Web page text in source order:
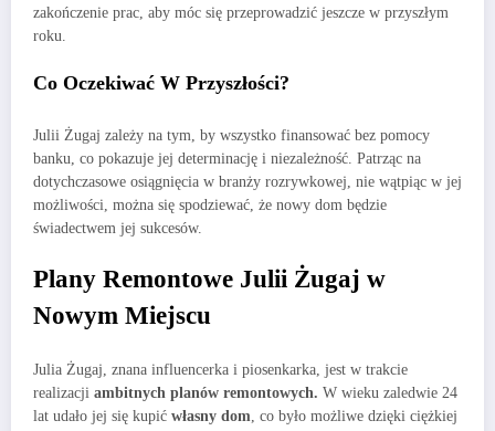
zakończenie prac, aby móc się przeprowadzić jeszcze w przyszłym
roku.
Co Oczekiwać W Przyszłości?
Julii Żugaj zależy na tym, by wszystko finansować bez pomocy
banku, co pokazuje jej determinację i niezależność. Patrząc na
dotychczasowe osiągnięcia w branży rozrywkowej, nie wątpiąc w jej
możliwości, można się spodziewać, że nowy dom będzie
świadectwem jej sukcesów.
Plany Remontowe Julii Żugaj w
Nowym Miejscu
Julia Żugaj, znana influencerka i piosenkarka, jest w trakcie
realizacji ambitnych planów remontowych. W wieku zaledwie 24
lat udało jej się kupić własny dom, co było możliwe dzięki ciężkiej